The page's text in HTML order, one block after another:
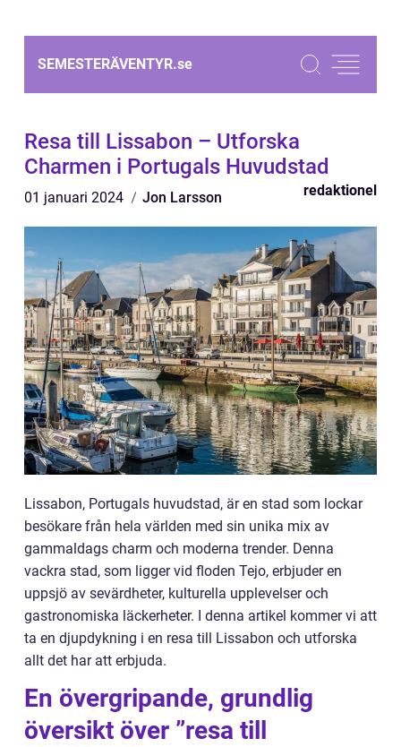
SEMESTERÄVENTYR.se
Resa till Lissabon – Utforska
Charmen i Portugals Huvudstad
01 januari 2024 Jon Larsson redaktionel
Lissabon, Portugals huvudstad, är en stad som lockar
besökare från hela världen med sin unika mix av
gammaldags charm och moderna trender. Denna
vackra stad, som ligger vid floden Tejo, erbjuder en
uppsjö av sevärdheter, kulturella upplevelser och
gastronomiska läckerheter. I denna artikel kommer vi att
ta en djupdykning i en resa till Lissabon och utforska
allt det har att erbjuda.
En övergripande, grundlig
översikt över ”resa till